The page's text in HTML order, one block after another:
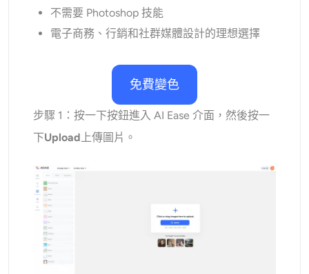
不需要 Photoshop 技能
電子商務、行銷和社群媒體設計的理想選擇
免費變色
步驟 1：按一下按鈕進入 AI Ease 介面，然後按一
下Upload 上傳圖片。